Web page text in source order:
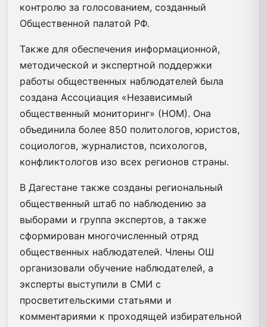
контролю за голосованием, созданный
Общественной палатой РФ.
Также для обеспечения информационной,
методической и экспертной поддержки
работы общественных наблюдателей была
создана Ассоциация «Независимый
общественный мониторинг» (НОМ). Она
объединила более 850 политологов, юристов,
социологов, журналистов, психологов,
конфликтологов изо всех регионов страны.
В Дагестане также созданы региональный
общественный штаб по наблюдению за
выборами и группа экспертов, а также
сформирован многочисленный отряд
общественных наблюдателей. Члены ОШ
организовали обучение наблюдателей, а
эксперты выступили в СМИ с
просветительскими статьями и
комментариями к проходящей избирательной